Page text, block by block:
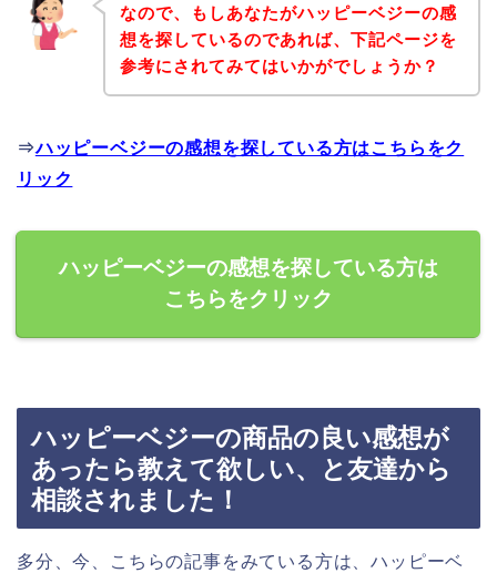
なので、もしあなたがハッピーベジーの感
想を探しているのであれば、下記ページを
参考にされてみてはいかがでしょうか？
⇒ハッピーベジーの感想を探している方はこちらをク
リック
ハッピーベジーの感想を探している方は
こちらをクリック
ハッピーベジーの商品の良い感想が
あったら教えて欲しい、と友達から
相談されました！
多分、今、こちらの記事をみている方は、ハッピーベ